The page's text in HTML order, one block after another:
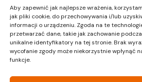
Aby zapewnić jak najlepsze wrażenia,
jak pliki cookie, do przechowywania i/lub
informacji o urządzeniu. Zgoda na te
przetwarzać dane, takie jak zachowanie
unikalne identyfikatory na tej stronie. Brak
wycofanie zgody może niekorzystnie wpłynąć
funkcje.
Dział sprzedaży
ul. Pałuków 2, LOK 12
03-188 Warszawa
tel.: 22 597 23 72